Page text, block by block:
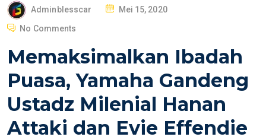
Adminblesscar
P
T
D
O
Mei 15, 2020
No Comments
Memaksimalkan Ibadah
Puasa, Yamaha Gandeng
Ustadz Milenial Hanan
Attaki dan Evie Effendie